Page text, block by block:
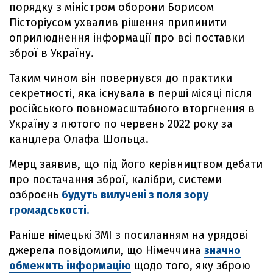
порядку з міністром оборони Борисом
Пісторіусом ухвалив рішення припинити
оприлюднення інформації про всі поставки
зброї в Україну.
Таким чином він повернувся до практики
секретності, яка існувала в перші місяці після
російського повномасштабного вторгнення в
Україну з лютого по червень 2022 року за
канцлера Олафа Шольца.
Мерц заявив, що під його керівництвом дебати
про постачання зброї, калібри, системи
озброєнь будуть вилучені з поля зору
громадськості.
Раніше німецькі ЗМІ з посиланням на урядові
джерела повідомили, що Німеччина значно
обмежить інформацію щодо того, яку зброю